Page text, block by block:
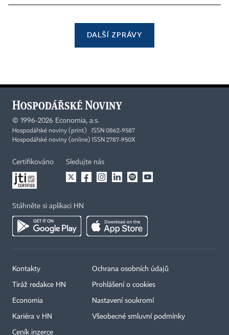
DALŠÍ ZPRÁVY
© 1996-2026 Economia, a.s.
Hospodářské noviny (print) ISSN 0862-9587
Hospodářské noviny (online) ISSN 2787-950X
Certifikováno Sledujte nás
Stáhněte si aplikaci HN
Kontakty
Tiráž redakce HN
Economia
Kariéra v HN
Ceník inzerce
Ochrana osobních údajů
Prohlášení o cookies
Nastavení soukromí
Všeobecné smluvní podmínky